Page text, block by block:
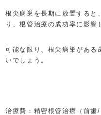
根尖病巣を長期に放置すると
り、根管治療の成功率に影響
可能な限り、根尖病巣がある
いでしょう。
治療費：精密根管治療（前